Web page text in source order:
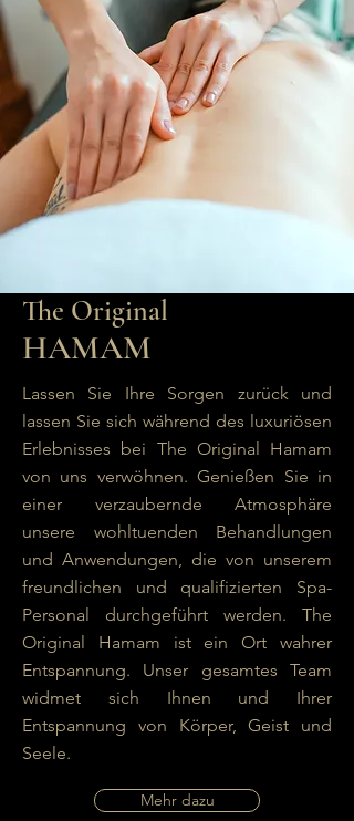
The Original
HAMAM
Lassen Sie Ihre Sorgen zurück und
lassen Sie sich während des luxuriösen
Erlebnisses bei The Original Hamam
von uns verwöhnen. Genießen Sie in
einer verzaubernde Atmosphäre
unsere wohltuenden Behandlungen
und Anwendungen, die von unserem
freundlichen und qualifizierten Spa-
Personal durchgeführt werden. The
Original Hamam ist ein Ort wahrer
Entspannung. Unser gesamtes Team
widmet sich Ihnen und Ihrer
Entspannung von Körper, Geist und
Seele.
Mehr dazu